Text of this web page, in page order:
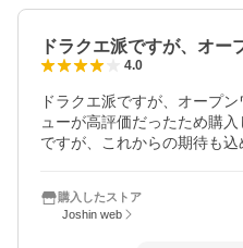
ドラクエ派ですが、オ
4.0
ドラクエ派ですが、オープ
ューが高評価だったため購
ですが、これからの期待も込
購入したストア
Joshin web